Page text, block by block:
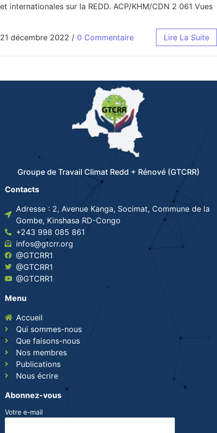
et internationales sur la REDD. ACP/KHM/CDN 2 061 Vues
21 décembre 2022 / 0 Commentaire Lire La Suite
Groupe de Travail Climat Redd + Rénové (GTCRR)
Contacts
Adresse : 2, Avenue Kanga, Socimat, Commune de la
Gombe, Kinshasa RD-Congo
+243 998 085 861
infos@gtcrr.org
@GTCRR1
@GTCRR1
@GTCRR1
Menu
Accueil
Qui sommes-nous
Que faisons-nous
Nos membres
Publications
Nous écrire
Abonnez-vous
Votre e-mail